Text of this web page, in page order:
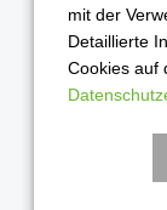
Juli 2026
Juni 2026
Mai 2026
April 2026
mit der
Detaillierte
Cookies auf